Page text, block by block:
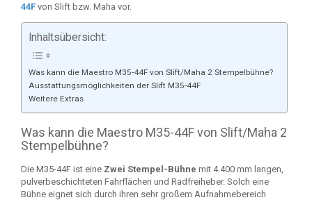
44F von Slift bzw. Maha vor.
Inhaltsübersicht:
Was kann die Maestro M35-44F von Slift/Maha 2 Stempelbühne?
Ausstattungsmöglichkeiten der Slift M35-44F
Weitere Extras
Was kann die Maestro M35-44F von Slift/Maha 2
Stempelbühne?
Die M35-44F ist eine Zwei Stempel-Bühne mit 4.400 mm langen,
pulverbeschichteten Fahrflächen und Radfreiheber. Solch eine
Bühne eignet sich durch ihren sehr großem Aufnahmebereich